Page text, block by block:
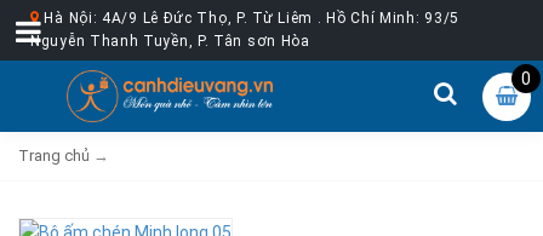
Hà Nội: 4A/9 Lê Đức Thọ, P. Từ Liêm . Hồ Chí Minh: 93/5
Nguyễn Thanh Tuyền, P. Tân sơn Hòa
0
Trang chủ →